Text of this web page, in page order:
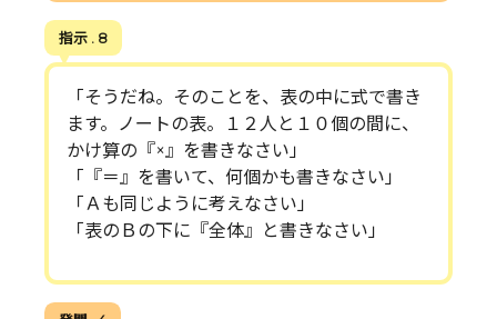
指示 . 8
「そうだね。そのことを、表の中に式で書き
ます。ノートの表。１２人と１０個の間に、
かけ算の『×』を書きなさい」
「『＝』を書いて、何個かも書きなさい」
「Ａも同じように考えなさい」
「表のＢの下に『全体』と書きなさい」